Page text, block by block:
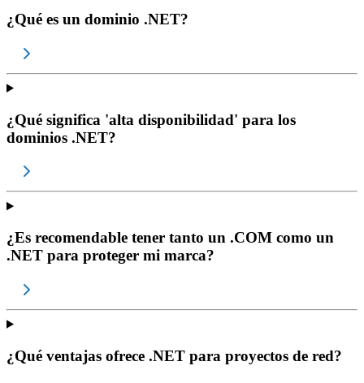
¿Qué es un dominio .NET?
¿Qué significa 'alta disponibilidad' para los
dominios .NET?
¿Es recomendable tener tanto un .COM como un
.NET para proteger mi marca?
¿Qué ventajas ofrece .NET para proyectos de red?